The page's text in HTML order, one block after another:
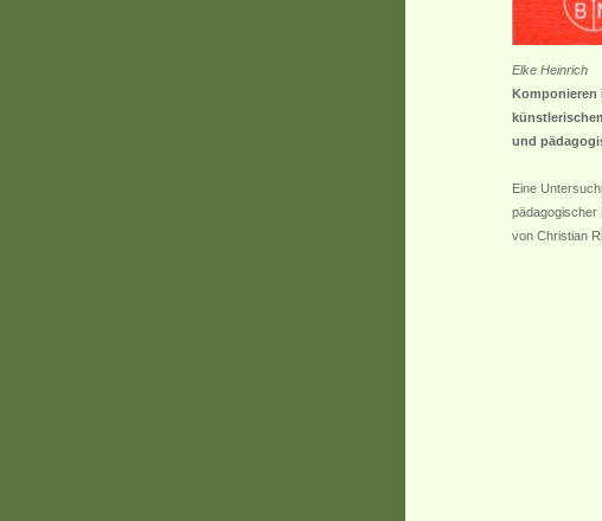
Elke Heinrich
Komponieren
und
Eine
pädagogischer
von Christian